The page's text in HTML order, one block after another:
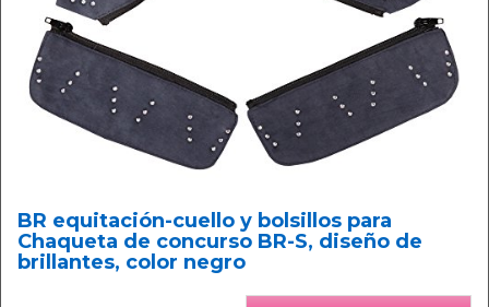
BR equitación-cuello y bolsillos para
Chaqueta de concurso BR-S, diseño de
brillantes, color negro